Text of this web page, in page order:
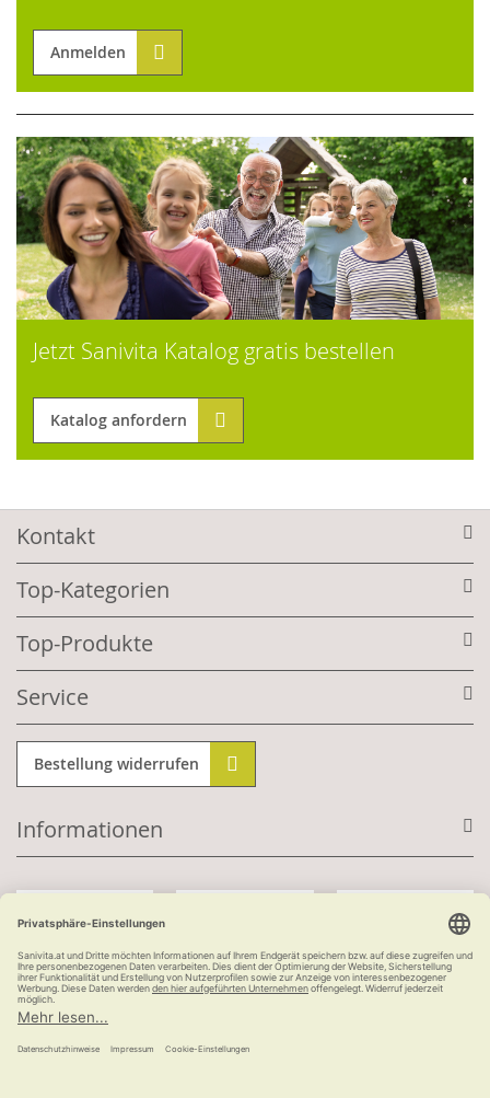
Anmelden
Jetzt Sanivita Katalog gratis bestellen
Katalog anfordern
Kontakt
Top-Kategorien
Top-Produkte
Service
Bestellung widerrufen
Informationen
Kauf auf Rechnung